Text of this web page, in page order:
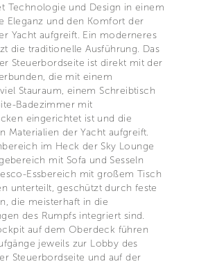
Technologie und Design in einem
Eleganz und den Komfort der
Yacht aufgreift. Ein moderneres
die traditionelle Ausführung. Das
Steuerbordseite ist direkt mit der
die mit einem
Stauraum, einem Schreibtisch
Badezimmer mit
eingerichtet ist und die
Materialien der Yacht aufgreift.
im Heck der Sky Lounge
mit Sofa und Sesseln
Essbereich mit großem Tisch
unterteilt, geschützt durch feste
die meisterhaft in die
des Rumpfs integriert sind.
auf dem Oberdeck führen
jeweils zur Lobby des
Steuerbordseite und auf der